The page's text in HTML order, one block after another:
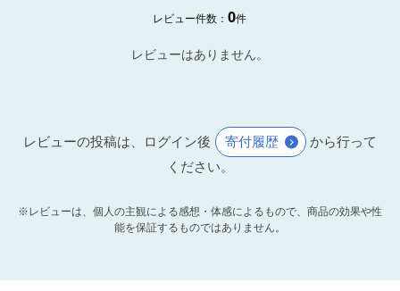
レビュー件数：0件
レビューはありません。
レビューの投稿は、ログイン後 寄付履歴
から行って
ください。
※レビューは、個人の主観による感想・体感によるもので、商品の効果や性
能を保証するものではありません。